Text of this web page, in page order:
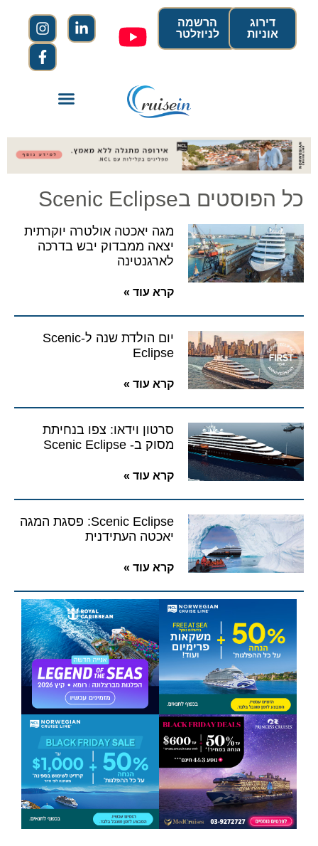
הרשמה
לניוזלטר
דירוג
אוניות
כל הפוסטים בScenic Eclipse
מגה יאכטה אולטרה יוקרתית
יצאה ממבדוק יבש בדרכה
לארגנטינה
קרא עוד »
יום הולדת שנה ל-Scenic
Eclipse
קרא עוד »
סרטון וידאו: צפו בנחיתת
מסוק ב- Scenic Eclipse
קרא עוד »
Scenic Eclipse: פסגת המגה
יאכטה העתידנית
קרא עוד »